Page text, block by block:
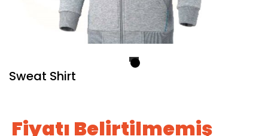
Sweat Shirt
Fiyatı Belirtilmemiş